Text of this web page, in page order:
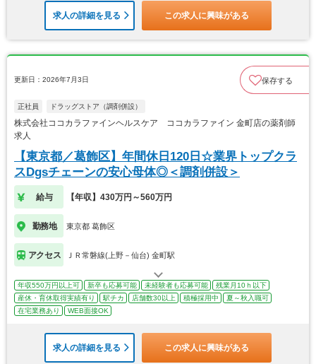
求人の詳細を見る この求人に興味がある
更新日：2026年7月3日 保存する
正社員 ドラッグストア（調剤併設）
株式会社ココカラファインヘルスケア ココカラファイン 金町店の薬剤師
求人
【東京都／葛飾区】年間休日120日☆業界トップクラ
スDgsチェーンの安心母体◎＜調剤併設＞
給与 【年収】430万円～560万円
勤務地 東京都 葛飾区
アクセス ＪＲ常磐線(上野－仙台) 金町駅
年収550万円以上可 新卒も応募可能 未経験者も応募可能
残業月10ｈ以下
産休・育休取得実績有り
駅チカ 店舗数30以上 積極採用中
夏～秋入職可
在宅業務あり
WEB面接OK
求人の詳細を見る この求人に興味がある